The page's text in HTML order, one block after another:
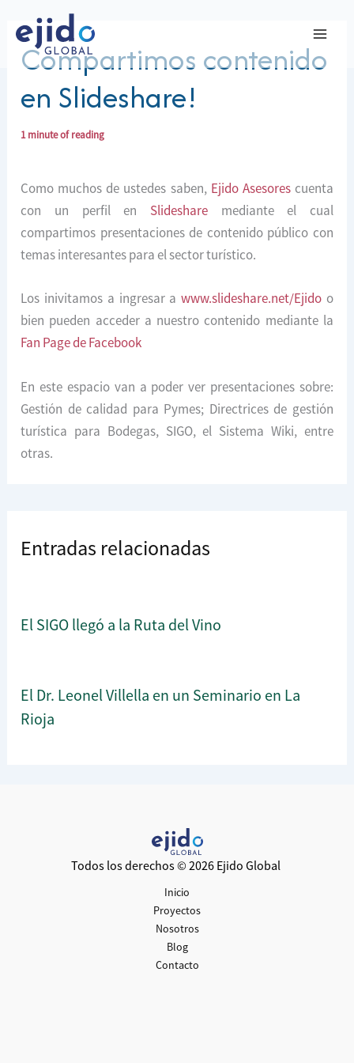
contenido
Compartimos contenido
en Slideshare!
1 minute of reading
Como muchos de ustedes saben, Ejido Asesorescuenta
con un perfil en Slidesharemediante el cual
compartimos presentaciones de contenido público con
temas interesantes para el sector turístico.
Los inivitamos a ingresar awww.slideshare.net/Ejido o
bien pueden acceder a nuestro contenido mediante la
Fan Page de Facebook
En este espacio van a poder ver presentaciones sobre:
Gestión de calidad para Pymes; Directrices de gestión
turística para Bodegas, SIGO, el Sistema Wiki, entre
otras.
Entradas relacionadas
El SIGO llegó a la Ruta del Vino
El Dr. Leonel Villella en un Seminario en La
Rioja
Todos los derechos © 2026 Ejido Global
Inicio
Proyectos
Nosotros
Blog
Contacto